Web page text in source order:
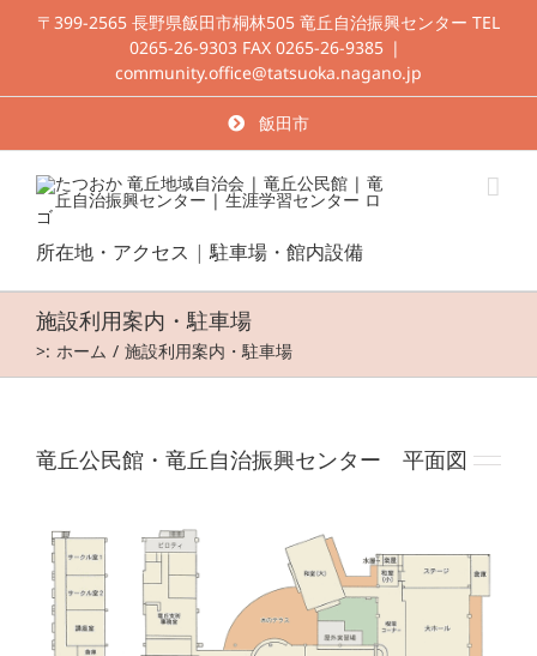
〒399-2565 長野県飯田市桐林505 竜丘自治振興センター TEL
0265-26-9303 FAX 0265-26-9385 |
community.office@tatsuoka.nagano.jp
飯田市
所在地・アクセス |駐車場・館内設備
施設利用案内・駐車場
>: ホーム 施設利用案内・駐車場
竜丘公民館・竜丘自治振興センター 平面図